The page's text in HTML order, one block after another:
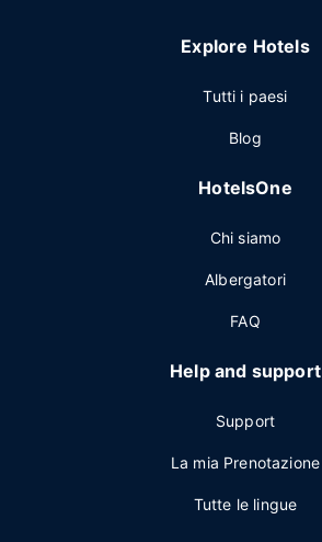
Explore Hotels
Tutti i paesi
Blog
HotelsOne
Chi siamo
Albergatori
FAQ
Help and support
Support
La mia Prenotazione
Tutte le lingue